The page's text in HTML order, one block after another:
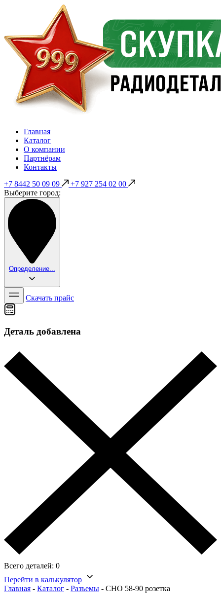
Главная
Каталог
О компании
Партнёрам
Контакты
+7 8442 50 09 09
+7 927 254 02 00
Выберите город:
Определение...
Скачать прайс
Деталь добавлена
Всего деталей: 0
Перейти в калькулятор
Главная - Каталог - Разъемы - СНО 58-90 розетка